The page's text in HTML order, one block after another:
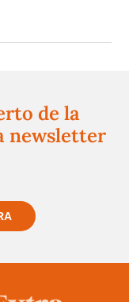
de la
newsletter